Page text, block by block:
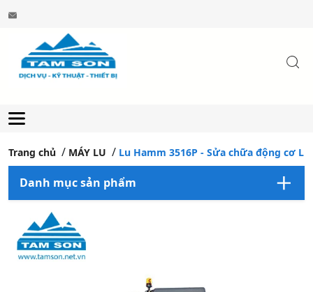
Trang chủ MÁY LU Lu Hamm 3516P - Sửa chữa động cơ
Danh mục sản phẩm